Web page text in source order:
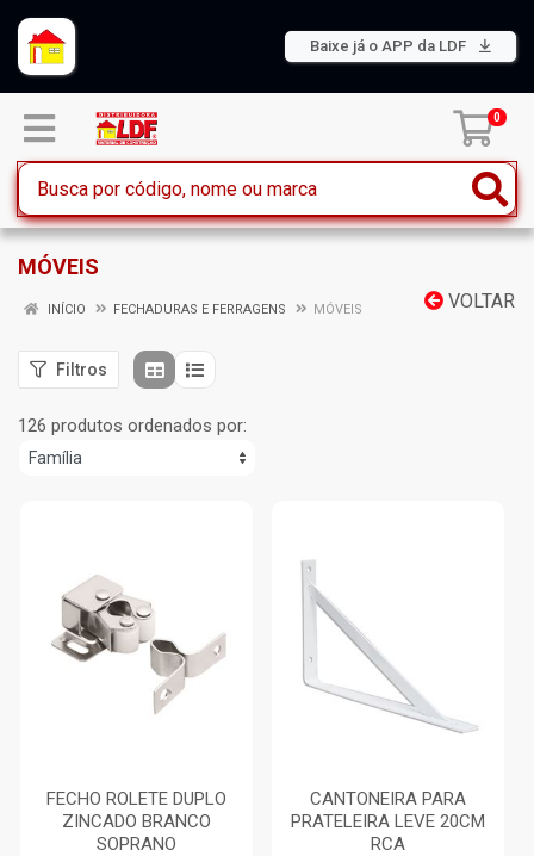
Baixe já o APP da LDF
0
MÓVEIS
VOLTAR
INÍCIO FECHADURAS E FERRAGENS MÓVEIS
Filtros
126 produtos ordenados por:
FECHO ROLETE DUPLO
ZINCADO BRANCO
SOPRANO
CANTONEIRA PARA
PRATELEIRA LEVE 20CM
RCA